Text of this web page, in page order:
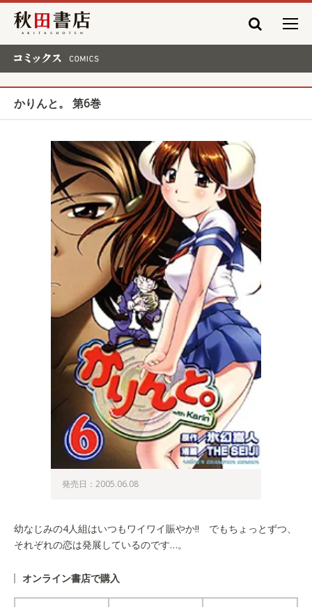
秋田書店
かりんと。 第6巻
発売日：2005.06.08
幼なじみの4人組はいつもワイワイ賑やか!! でもちょっとずつ、
それぞれの恋は発展しているのです…。
オンライン書店で購入